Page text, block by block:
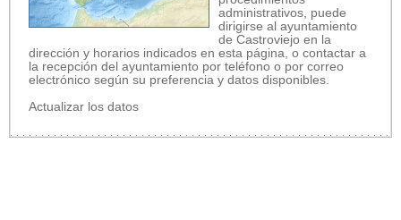
administrativos, puede
dirigirse al ayuntamiento
de Castroviejo en la
dirección y horarios indicados en esta página, o contactar a
la recepción del ayuntamiento por teléfono o por correo
electrónico según su preferencia y datos disponibles.
Actualizar los datos